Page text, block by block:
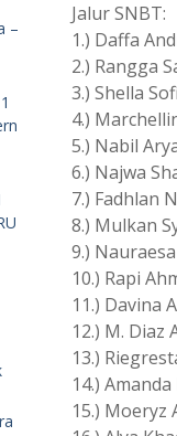
Jalur SNBT:
1.) Daffa
2.) Rangga
3.) Shella
4.)
5.) Nabil
6.) Najwa
7.) Fadhlan
8.) Mulkan
9.)
10.) Rapi
11.) Davina
12.) M. Diaz
13.)
14.)
15.) Moeryz
–